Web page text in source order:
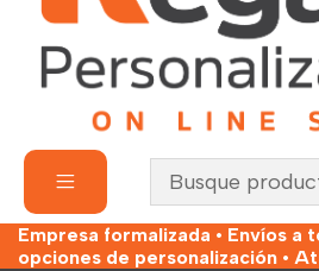
Empresa formalizada • Envíos a
opciones de personalización •